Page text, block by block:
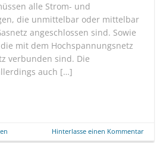
alle Strom- und
die unmittelbar oder mittelbar
angeschlossen sind. Sowie
mit dem Hochspannungsnetz
verbunden sind. Die
auch […]
Hinterlasse einen Kommentar